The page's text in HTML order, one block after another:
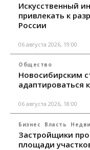
Искусственный
привлекать к
России
06 августа 2026, 19:00
Общество
Новосибирским
адаптироваться
06 августа 2026, 18:00
Бизнес Власть
Застройщики
площади